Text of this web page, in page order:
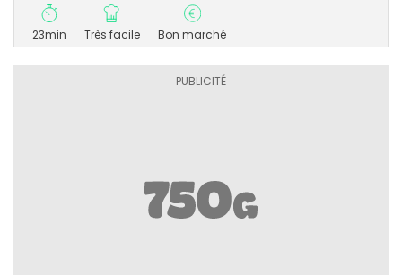
23min Très facile Bon marché